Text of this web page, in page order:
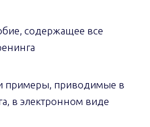
содержащее все
примеры, приводимые в
в электронном виде